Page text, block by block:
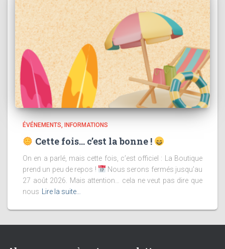
ÉVÉNEMENTS INFORMATIONS
Cette fois… c’est la bonne !
On en a parlé, mais cette fois, c’est officiel : La Boutique
prend un peu de repos !
Nous serons fermés jusqu’au
27 août 2026. Mais attention… cela ne veut pas dire que
nous
Lire la suite…